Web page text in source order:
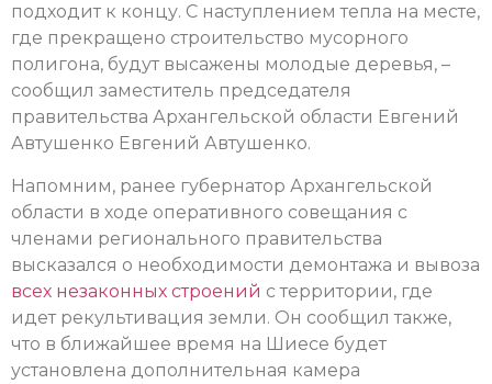
подходит к концу. С наступлением тепла на месте,
где прекращено строительство мусорного
полигона, будут высажены молодые деревья, –
сообщил заместитель председателя
правительства Архангельской области Евгений
Автушенко Евгений Автушенко.
Напомним, ранее губернатор Архангельской
области в ходе оперативного совещания с
членами регионального правительства
высказался о необходимости демонтажа и вывоза
всех незаконных строений с территории, где
идет рекультивация земли. Он сообщил также,
что в ближайшее время на Шиесе будет
установлена дополнительная камера